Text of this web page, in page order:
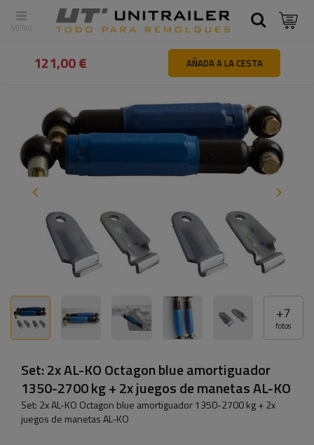
Atrás Inicio Piezas y accesorios de remolques Ejes y
+7
fotos
Set: 2x AL-KO Octagon blue amortiguador
1350-2700 kg + 2x juegos de manetas AL-KO
Set: 2x AL-KO Octagon blue amortiguador 1350-2700 kg + 2x
juegos de manetas AL-KO
121,00 € AÑADA A LA CESTA